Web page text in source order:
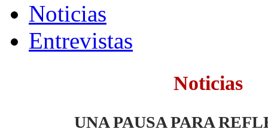
Noticias
Entrevistas
Noticias
UNA PAUSA PARA